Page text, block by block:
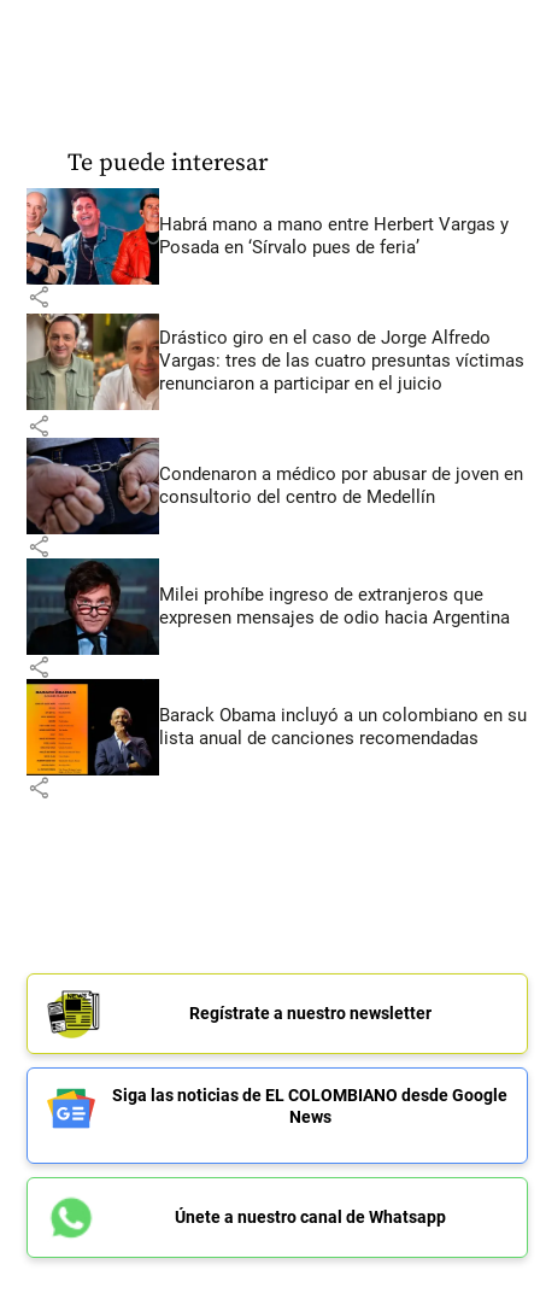
Te puede interesar
Habrá mano a mano entre Herbert Vargas y
Posada en ‘Sírvalo pues de feria’
share
Drástico giro en el caso de Jorge Alfredo
Vargas: tres de las cuatro presuntas víctimas
renunciaron a participar en el juicio
share
Condenaron a médico por abusar de joven en
consultorio del centro de Medellín
share
Milei prohíbe ingreso de extranjeros que
expresen mensajes de odio hacia Argentina
share
Barack Obama incluyó a un colombiano en su
lista anual de canciones recomendadas
share
Regístrate a nuestro newsletter
Siga las noticias de EL COLOMBIANO desde Google
News
Únete a nuestro canal de Whatsapp